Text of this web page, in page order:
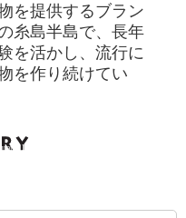
を提供するブラン
糸島半島で、長年
を活かし、流行に
を作り続けてい
01.png